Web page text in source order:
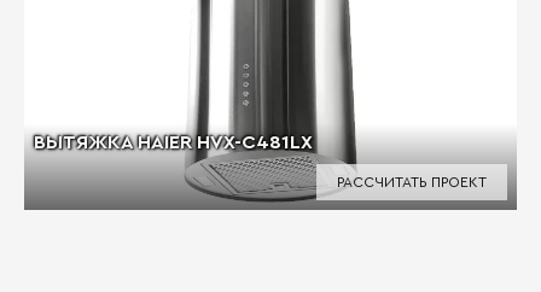
ВЫТЯЖКА HAIER HVX-C481LX
РАССЧИТАТЬ ПРОЕКТ